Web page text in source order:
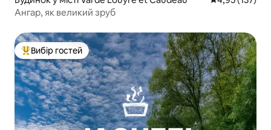
Ангар, як великий зруб
Топ вибір гостей
Вибір гостей